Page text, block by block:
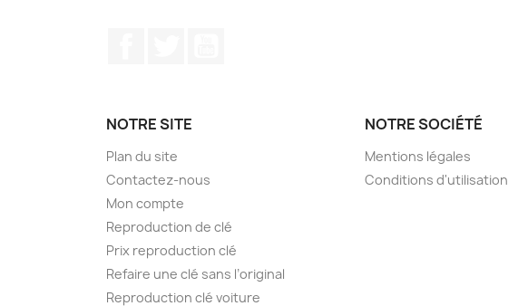
NOTRE SITE
Plan du site
Contactez-nous
Mon compte
Reproduction de clé
Prix reproduction clé
Refaire une clé sans l’original
Reproduction clé voiture
NOTRE SOCIÉTÉ
Mentions légales
Conditions d'utilisation